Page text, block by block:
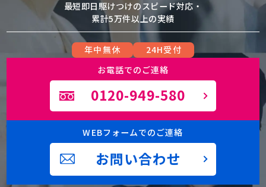
最短即日駆けつけのスピード対応・
累計5万件以上の実績
年中無休
24H受付
お電話でのご連絡
0120-949-580
WEBフォームでのご連絡
お問い合わせ